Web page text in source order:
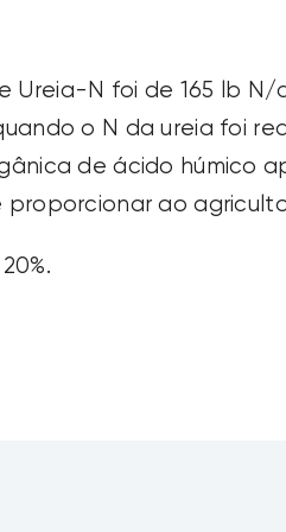
Ureia-N foi de 165 lb
o N da ureia foi
de ácido húmico
ao